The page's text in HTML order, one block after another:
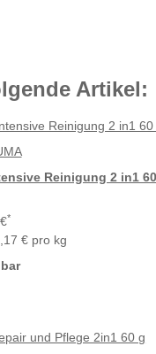
Artikel:
Reinigung 2 in1
*
€ pro kg